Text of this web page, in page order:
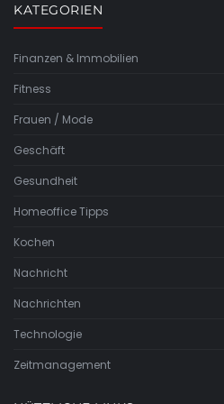
KATEGORIEN
Finanzen & Immobilien
Fitness
Frauen / Mode
Geschäft
Gesundheit
Homeoffice Tipps
Kochen
Nachricht
Nachrichten
Technologie
Zeitmanagement